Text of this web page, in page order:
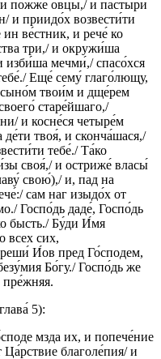
и пожже́ о́вцы,/ и па́стыри
и приидо́х возвести́ти
ве́стник, и рече́ ко
три,/ и окружи́ша
мечми́,/ спасо́хся
Еще́ сему́ глаго́лющу,
сыно́м твои́м и дще́рем
старе́йшаго,/
и косне́ся четыре́м
твоя́, и сконча́шася,/
тебе́./ Та́ко
своя́,/ и остриже́ власы́
свою́),/ и, пад на
сам наг изыдо́х от
Госпо́дь даде́, Госпо́дь
бысть./ Бу́ди И́мя
всех сих,
И́ов пред Го́сподем,
Бо́гу./ Госпо́дь же
пре́жняя.
5):
мзда их, и попече́ние
благоле́пия/ и